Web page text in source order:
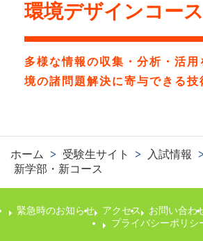
環境デザインコース
多様な情報の収集・分析・活用
境の諸問題解決に寄与できる技
ホーム > 受験生サイト > 入試情報
新学部・新コース
緊急時のお知らせ アクセス お問い合わ
プライバシーポリシ